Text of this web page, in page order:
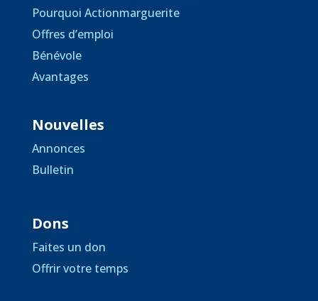
Pourquoi Actionmarguerite
Offres d’emploi
Bénévole
Avantages
Nouvelles
Annonces
Bulletin
Dons
Faites un don
Offrir votre temps